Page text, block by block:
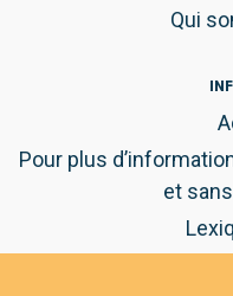
Qui
Pour plus
et